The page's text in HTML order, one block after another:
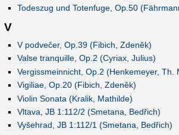
Todeszug und Totenfuge, Op.50
V
V podvečer, Op.39 (Fibich, Zdeněk)
Valse tranquille, Op.2 (Cyriax, Julius)
Vergissmeinnicht, Op.2 (Henkemeyer, Th.
Vigiliae, Op.20 (Fibich, Zdeněk)
Violin Sonata (Kralik, Mathilde)
Vltava, JB 1:112/2 (Smetana, Bedřich)
Vyšehrad, JB 1:112/1 (Smetana, Bedřich)